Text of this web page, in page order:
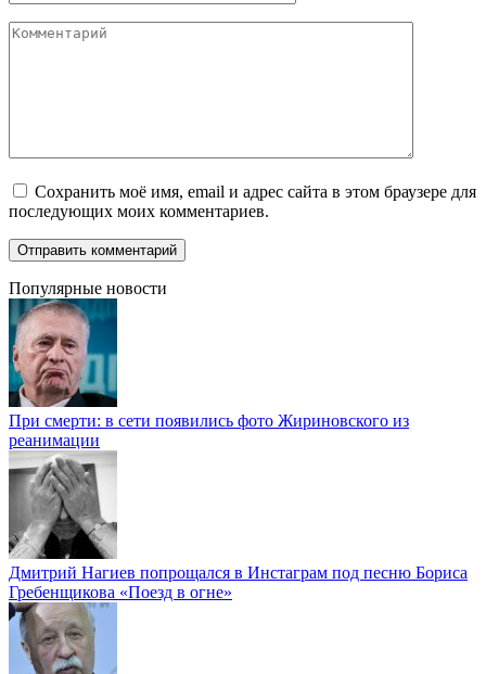
Комментарий
Сохранить моё имя, email и адрес сайта в этом браузере для
последующих моих комментариев.
Популярные новости
При смерти: в сети появились фото Жириновского из
реанимации
Дмитрий Нагиев попрощался в Инстаграм под песню Бориса
Гребенщикова «Поезд в огне»